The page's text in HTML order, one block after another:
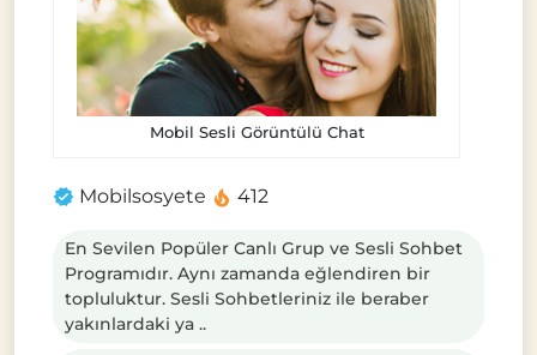
Mobil Sesli Görüntülü Chat
Mobilsosyete 412
En Sevilen Popüler Canlı Grup ve Sesli Sohbet
Programıdır. Aynı zamanda eğlendiren bir
topluluktur. Sesli Sohbetleriniz ile beraber
yakınlardaki ya ..